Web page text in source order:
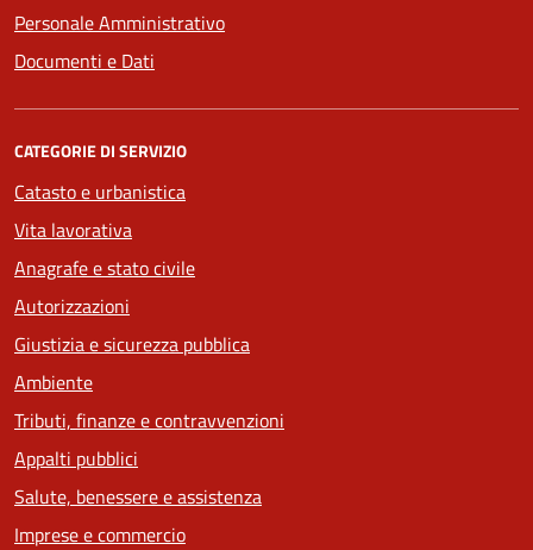
Personale Amministrativo
Documenti e Dati
CATEGORIE DI SERVIZIO
Catasto e urbanistica
Vita lavorativa
Anagrafe e stato civile
Autorizzazioni
Giustizia e sicurezza pubblica
Ambiente
Tributi, finanze e contravvenzioni
Appalti pubblici
Salute, benessere e assistenza
Imprese e commercio